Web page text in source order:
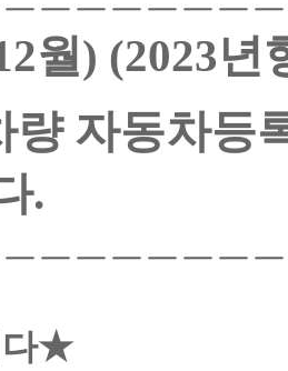
월) (2023년
량 자동차등
.
ㅡㅡㅡㅡㅡㅡ
다★